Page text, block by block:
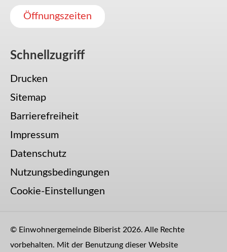
Öffnungszeiten
Schnellzugriff
Drucken
Sitemap
Barrierefreiheit
Impressum
Datenschutz
Nutzungsbedingungen
Cookie-Einstellungen
© Einwohnergemeinde Biberist 2026. Alle Rechte
vorbehalten. Mit der Benutzung dieser Website